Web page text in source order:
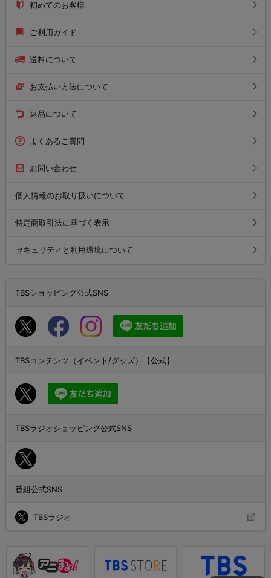
初めてのお客様
ご利用ガイド
送料について
お支払い方法について
返品について
よくあるご質問
お問い合わせ
個人情報のお取り扱いについて
特定商取引法に基づく表示
セキュリティと利用環境について
TBSショッピング公式SNS
TBSコンテンツ（イベント/グッズ）【公式】
TBSラジオショッピング公式SNS
番組公式SNS
TBSラジオ